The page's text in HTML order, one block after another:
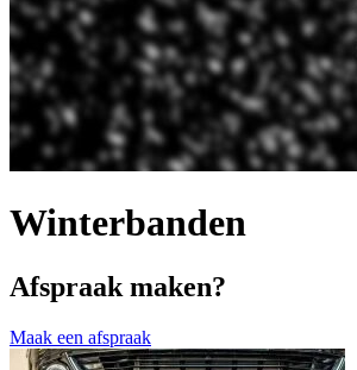
Winterbanden
Afspraak maken?
Maak een afspraak